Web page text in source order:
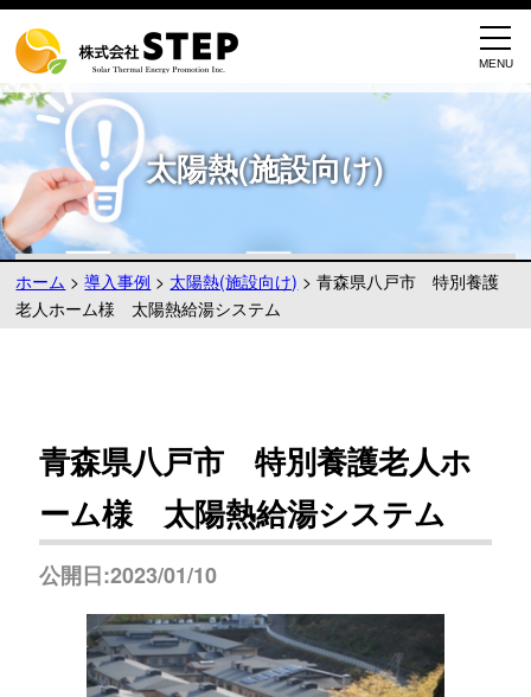
太陽熱(施設向け)
ホーム >導入事例 > 太陽熱(施設向け) >青森県八戸市 特別養護
老人ホーム様 太陽熱給湯システム
青森県八戸市 特別養護老人ホ
ーム様 太陽熱給湯システム
公開日:2023/01/10